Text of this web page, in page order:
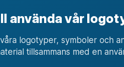
använda vår
logotyper, symboler och
tillsammans med en